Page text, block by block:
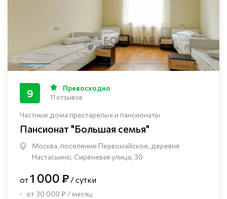
Частные дома престарелых и пансионаты
Пансионат "Большая семья"
Москва, поселение Первомайское, деревня
Настасьино, Сиреневая улица, 30
9 Превосходно
11 отзывов
от1 000 ₽ / сутки
от 30 000 ₽ / месяц